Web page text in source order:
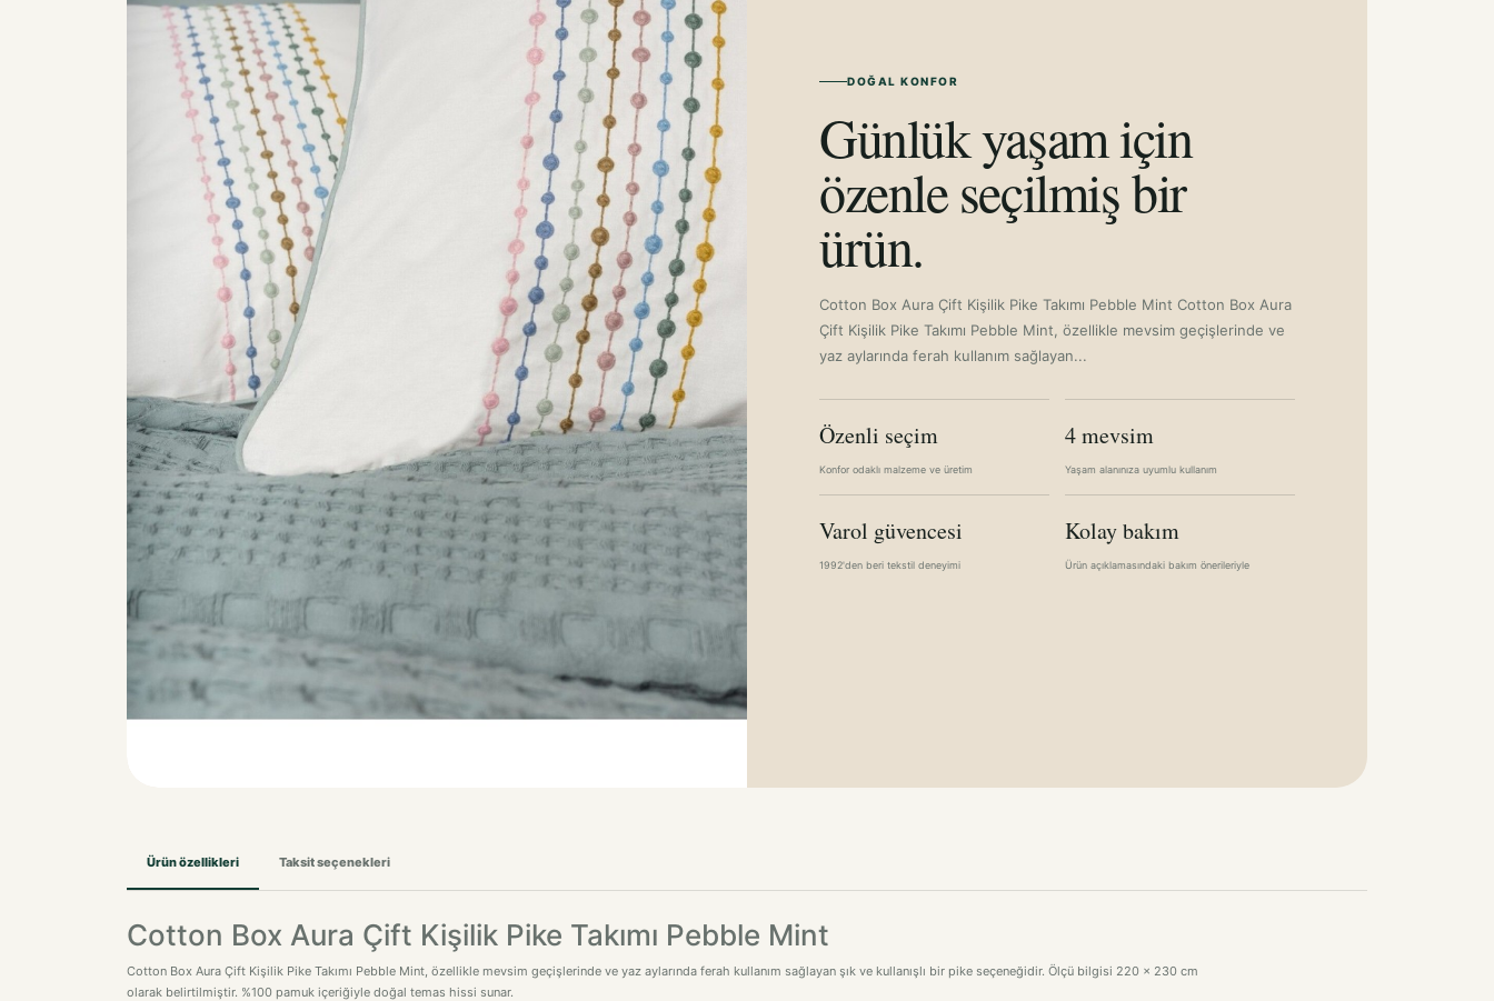
DOĞAL KONFOR
Günlük yaşam için
özenle seçilmiş bir
ürün.
Cotton Box Aura Çift Kişilik Pike Takımı Pebble Mint Cotton Box Aura
Çift Kişilik Pike Takımı Pebble Mint, özellikle mevsim geçişlerinde ve
yaz aylarında ferah kullanım sağlayan...
Özenli seçim
Konfor odaklı malzeme ve üretim
4 mevsim
Yaşam alanınıza uyumlu kullanım
Varol güvencesi
1992'den beri tekstil deneyimi
Kolay bakım
Ürün açıklamasındaki bakım önerileriyle
Ürün özellikleri Taksit seçenekleri
Cotton Box Aura Çift Kişilik Pike Takımı Pebble Mint
Cotton Box Aura Çift Kişilik Pike Takımı Pebble Mint, özellikle mevsim geçişlerinde ve yaz aylarında ferah kullanım sağlayan şık ve kullanışlı bir pike seçeneğidir. Ölçü bilgisi 220 x 230 cm
olarak belirtilmiştir. %100 pamuk içeriğiyle doğal temas hissi sunar.